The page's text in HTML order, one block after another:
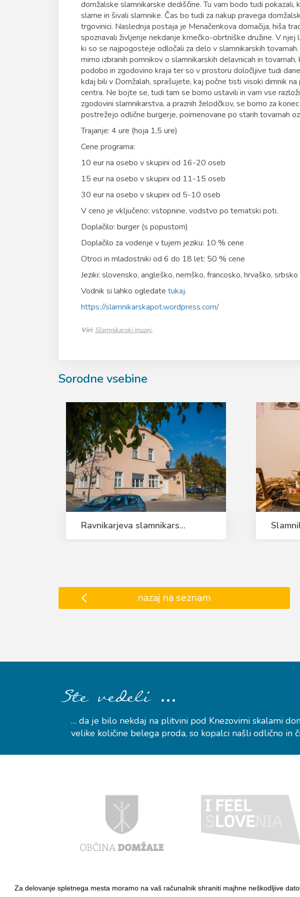
Za delovanje spletnega mesta moramo na vaš računalnik shraniti majhne neškodljive
domžalske slamnikarske dediščine. Tu vam bodo tudi pokazali,
slame in šivali slamnike. Čas bo tudi za nakup pravega
trgovinici. Naslednja postaja je Menačenkova domačija, hiša
spoznavali življenje nekdanje kmečko-obrtniške družine. V njej
ki so se najpogosteje odločali za delo v slamnikarskih
mimo izbranih pomnikov o slamnikarskih delavnicah in
podobo in zgodovino kraja ter so v prostoru določljive tudi
kdaj bili v Domžalah, sprašujete, kaj počne tisti visoki dimnik na
centra. Ne bojte se, tudi tam se bomo ustavili in vam vse
zgodovini slamnikarstva, a praznih želodčkov, se bomo za
postrežejo odlične burgerje, poimenovane po starih tovarnah
Trajanje: 4 ure (hoja 1,5 ure)
Cene programa:
10 eur na osebo v skupini od 16-20 oseb
15 eur na osebo v skupini od 11-15 oseb
30 eur na osebo v skupini od 5-10 oseb
V ceno je vključeno: vstopnine, vodstvo po tematski poti.
Doplačilo: burger (s popustom)
Doplačilo za vodenje v tujem jeziku: 10 % cene
Otroci in mladostniki od 6 do 18 let: 50 % cene
Jeziki: slovensko, angleško, nemško, francosko, hrvaško, srbsko
Vodnik si lahko ogledate tukaj.
https://slamnikarskapot.wordpress.com/
Viri: Slamnikarski muzej.
Sorodne vsebine
Ravnikarjeva slamnikars...
nazaj na seznam
Ste vedeli …
… da je bilo nekdaj na plitvini pod Knezovimi skalami
velike količine belega proda, so kopalci našli odlično in